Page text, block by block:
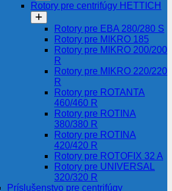
Rotory pre centrifúgy HETTICH
Rotory pre EBA 280/280 S
Rotory pre MIKRO 185
Rotory pre MIKRO 200/200
R
Rotory pre MIKRO 220/220
R
Rotory pre ROTANTA
460/460 R
Rotory pre ROTINA
380/380 R
Rotory pre ROTINA
420/420 R
Rotory pre ROTOFIX 32 A
Rotory pre UNIVERSAL
320/320 R
Príslušenstvo pre centrifúgy